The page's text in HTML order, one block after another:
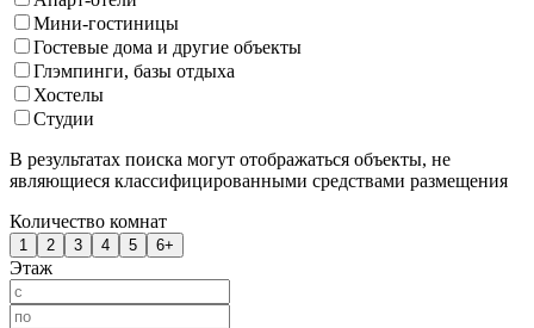
Мини-гостиницы
Гостевые дома и другие объекты
Глэмпинги, базы отдыха
Хостелы
Студии
В результатах поиска могут отображаться объекты, не
являющиеся классифицированными средствами размещения
Количество комнат
1 2 3 4 5 6+
Этаж